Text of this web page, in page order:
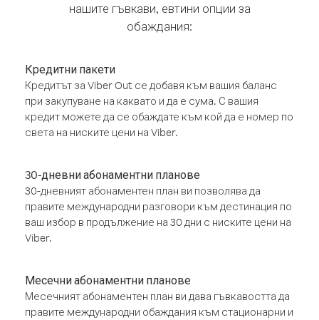
нашите гъвкави, евтини опции за
обаждания:
Кредитни пакети
Кредитът за Viber Out се добавя към вашия баланс
при закупуване на каквато и да е сума. С вашия
кредит можете да се обаждате към кой да е номер по
света на ниските цени на Viber.
30-дневни абонаментни планове
30-дневният абонаментен план ви позволява да
правите международни разговори към дестинация по
ваш избор в продължение на 30 дни с ниските цени на
Viber.
Месечни абонаментни планове
Месечният абонаментен план ви дава гъвкавостта да
правите международни обаждания към стационарни и